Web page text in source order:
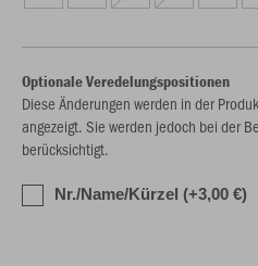
Optionale Veredelungspositionen
Diese Änderungen werden in der
angezeigt. Sie werden jedoch bei der
berücksichtigt.
Nr./Name/Kürzel (+3,00 €)